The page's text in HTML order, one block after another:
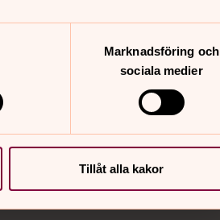
Marknadsföring och
sociala medier
Tillåt alla kakor